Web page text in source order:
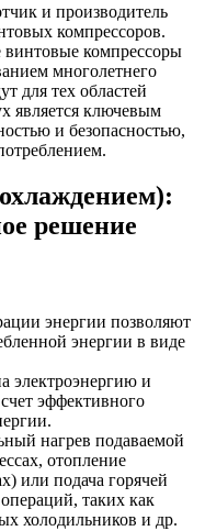
и производитель
компрессоров.
компрессоры
многолетнего
для тех областей
является ключевым
и безопасностью,
решение
энергии позволяют
энергии в виде
электроэнергию и
эффективного
нагрев подаваемой
отопление
или подача горячей
таких как
холодильников и др.